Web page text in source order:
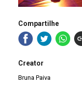
Compartilhe
Creator
Bruna Paiva